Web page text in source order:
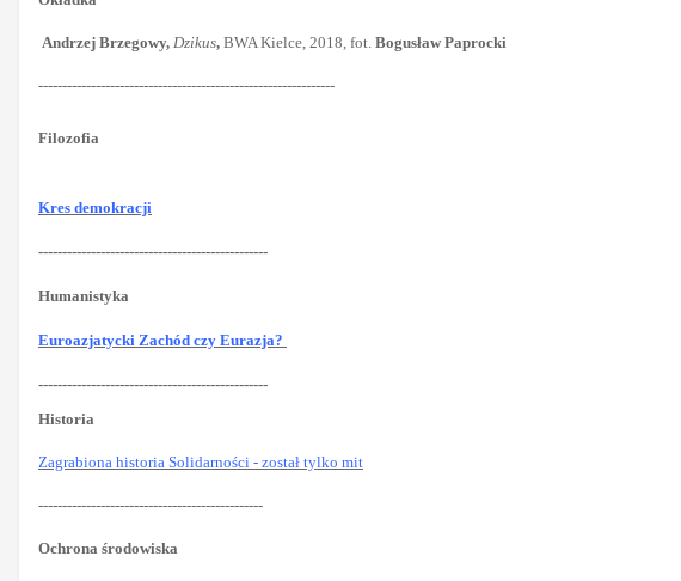
Andrzej Brzegowy, Dzikus, BWA Kielce, 2018, fot. Bogusław Paprocki
--------------------------------------------------------------
Filozofia
Kres demokracji
------------------------------------------------
Humanistyka
Euroazjatycki Zachód czy Eurazja?
------------------------------------------------
Historia
Zagrabiona historia Solidarności - został tylko mit
-----------------------------------------------
Ochrona środowiska